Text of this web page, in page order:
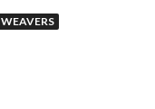
WEAVERS